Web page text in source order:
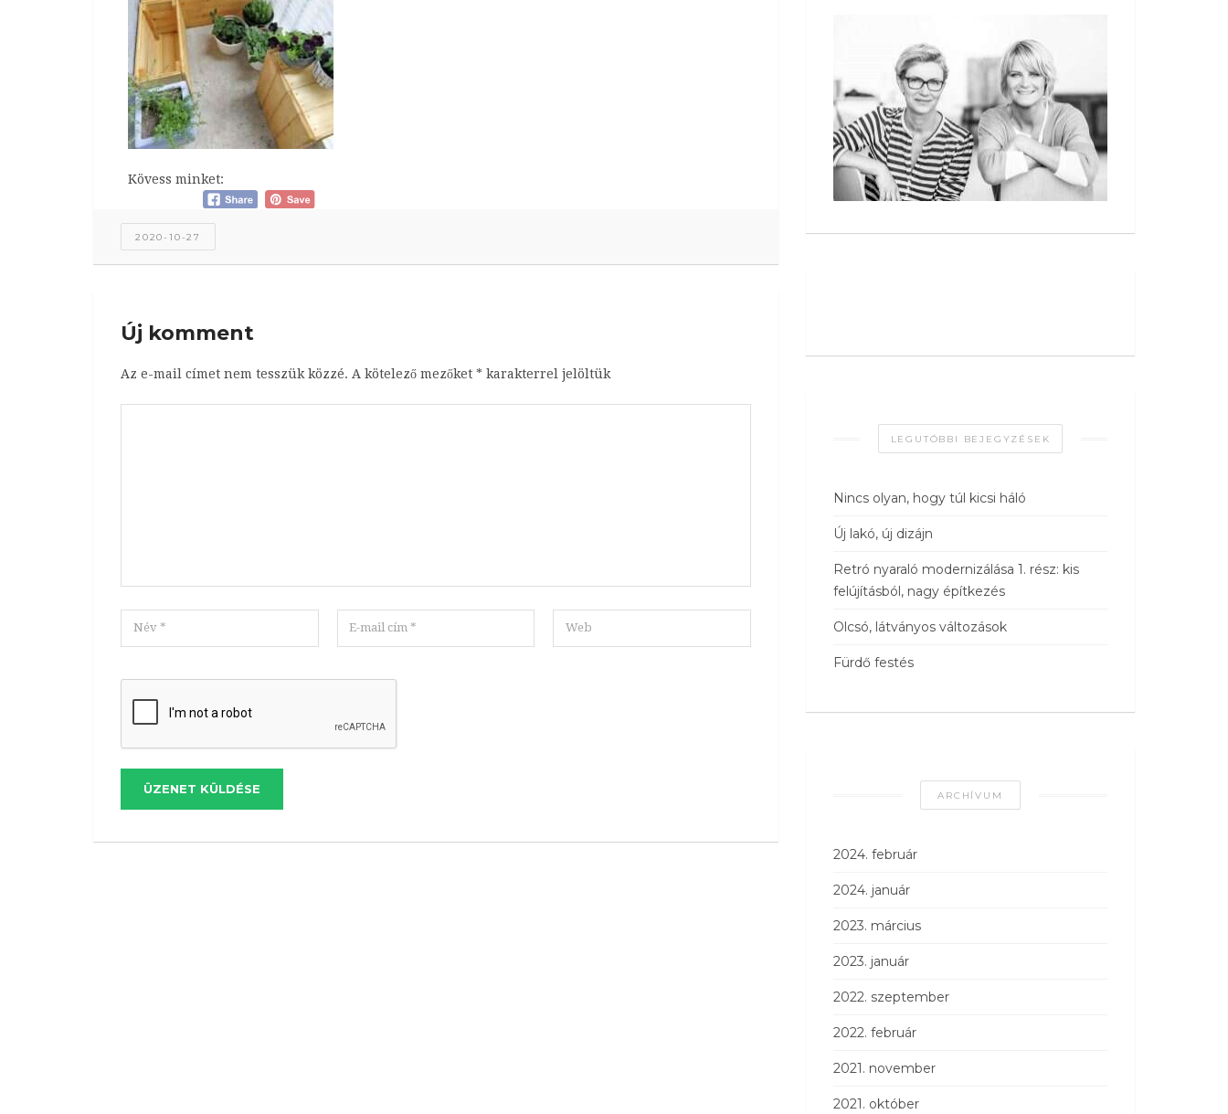
Kövess minket:
2020-10-27
Új komment
Az e-mail címet nem tesszük közzé. A kötelező mezőket * karakterrel jelöltük
ÜZENET KÜLDÉSE
LEGUTÓBBI BEJEGYZÉSEK
Nincs olyan, hogy túl kicsi háló
Új lakó, új dizájn
Retró nyaraló modernizálása 1. rész: kis
felújításból, nagy építkezés
Olcsó, látványos változások
Fürdő festés
ARCHÍVUM
2024. február
2024. január
2023. március
2023. január
2022. szeptember
2022. február
2021. november
2021. október